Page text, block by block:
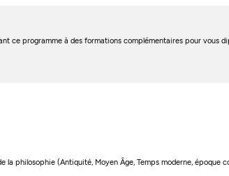
ce programme à des formations complémentaires pour vous
philosophie (Antiquité, Moyen Âge, Temps moderne,